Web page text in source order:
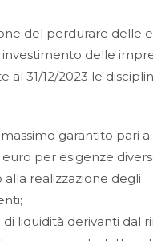
del perdurare delle
investimento delle
al 31/12/2023 le
garantito pari a
euro per esigenze
alla realizzazione degli
di liquidità derivanti dal